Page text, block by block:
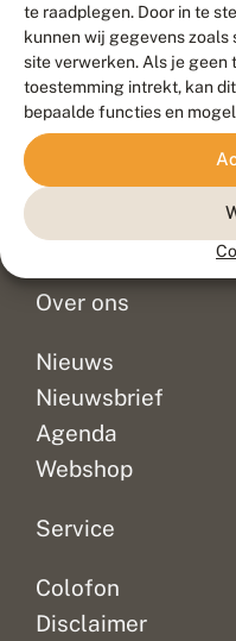
te raadplegen. Door in te
kunnen wij gegevens
site verwerken. Als je
toestemming intrekt, kan
bepaalde functies en
Contact
Veelgestelde
Doneer
Over ons
Nieuws
Nieuwsbrief
Agenda
Webshop
Service
Colofon
Disclaimer
Meld
©
Duurzaam ontwikkeld
Blue